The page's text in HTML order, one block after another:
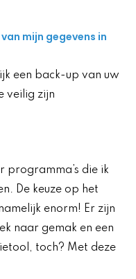
mijn gegevens in
een back-up van uw
veilig zijn
programma’s die ik
De keuze op het
enorm! Er zijn
naar gemak en een
toch? Met deze